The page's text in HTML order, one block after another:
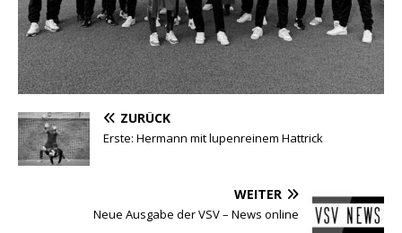
ZURÜCK
Erste: Hermann mit lupenreinem Hattrick
WEITER
Neue Ausgabe der VSV – News online